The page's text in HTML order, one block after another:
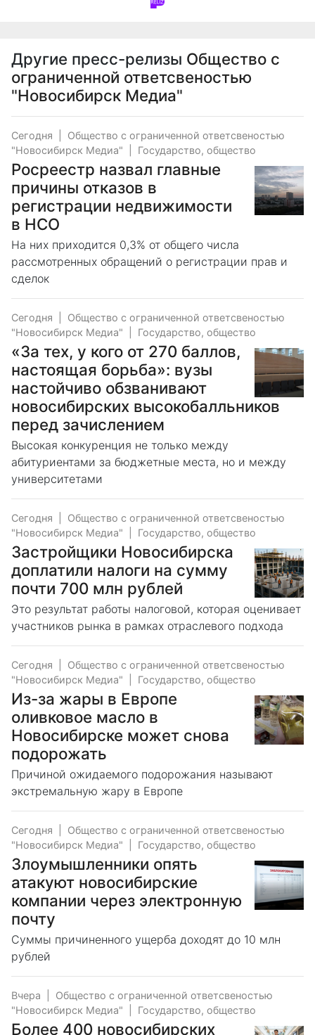
Другие пресс-релизы Общество с
ограниченной ответсвеностью
"Новосибирск Медиа"
Сегодня
Общество с ограниченной ответсвеностью
"Новосибирск Медиа"
Государство, общество
Росреестр назвал главные
причины отказов в
регистрации недвижимости
в НСО
На них приходится 0,3% от общего числа
рассмотренных обращений о регистрации прав и
сделок
Сегодня
Общество с ограниченной ответсвеностью
"Новосибирск Медиа"
Государство, общество
«За тех, у кого от 270 баллов,
настоящая борьба»: вузы
настойчиво обзванивают
новосибирских высокобалльников
перед зачислением
Высокая конкуренция не только между
абитуриентами за бюджетные места, но и между
университетами
Сегодня
Общество с ограниченной ответсвеностью
"Новосибирск Медиа"
Государство, общество
Застройщики Новосибирска
доплатили налоги на сумму
почти 700 млн рублей
Это результат работы налоговой, которая оценивает
участников рынка в рамках отраслевого подхода
Сегодня
Общество с ограниченной ответсвеностью
"Новосибирск Медиа"
Государство, общество
Из-за жары в Европе
оливковое масло в
Новосибирске может снова
подорожать
Причиной ожидаемого подорожания называют
экстремальную жару в Европе
Сегодня
Общество с ограниченной ответсвеностью
"Новосибирск Медиа"
Государство, общество
Злоумышленники опять
атакуют новосибирские
компании через электронную
почту
Суммы причиненного ущерба доходят до 10 млн
рублей
Вчера
Общество с ограниченной ответсвеностью
"Новосибирск Медиа"
Государство, общество
Более 400 новосибирских